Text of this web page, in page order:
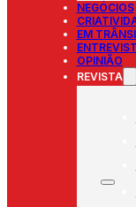
NEGÓCIOS
EM
OPINIÃO
REVISTA